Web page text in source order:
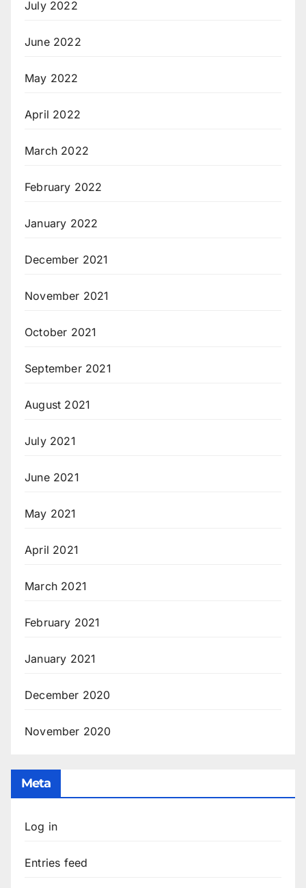
July 2022
June 2022
May 2022
April 2022
March 2022
February 2022
January 2022
December 2021
November 2021
October 2021
September 2021
August 2021
July 2021
June 2021
May 2021
April 2021
March 2021
February 2021
January 2021
December 2020
November 2020
Meta
Log in
Entries feed